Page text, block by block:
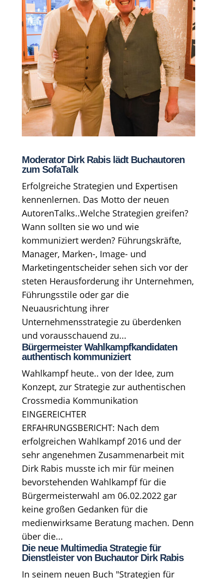
Moderator Dirk Rabis lädt Buchautoren
zum SofaTalk
Erfolgreiche Strategien und Expertisen
kennenlernen. Das Motto der neuen
AutorenTalks..Welche Strategien greifen?
Wann sollten sie wo und wie
kommuniziert werden? Führungskräfte,
Manager, Marken-, Image- und
Marketingentscheider sehen sich vor der
steten Herausforderung ihr Unternehmen,
Führungsstile oder gar die
Neuausrichtung ihrer
Unternehmensstrategie zu überdenken
und vorausschauend zu...
Bürgermeister Wahlkampfkandidaten
authentisch kommuniziert
Wahlkampf heute.. von der Idee, zum
Konzept, zur Strategie zur authentischen
Crossmedia Kommunikation
EINGEREICHTER
ERFAHRUNGSBERICHT: Nach dem
erfolgreichen Wahlkampf 2016 und der
sehr angenehmen Zusammenarbeit mit
Dirk Rabis musste ich mir für meinen
bevorstehenden Wahlkampf für die
Bürgermeisterwahl am 06.02.2022 gar
keine großen Gedanken für die
medienwirksame Beratung machen. Denn
über die...
Die neue Multimedia Strategie für
Dienstleister von Buchautor Dirk Rabis
In seinem neuen Buch "Strategien für